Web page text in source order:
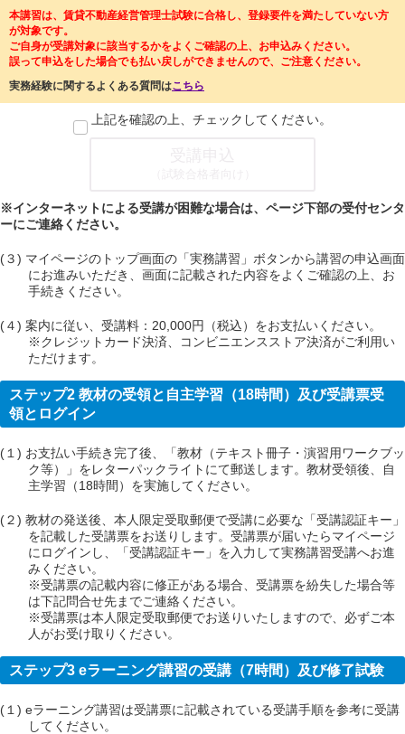
本講習は、賃貸不動産経営管理士試験に合格し、登録要件を満たしていない方
が対象です。
ご自身が受講対象に該当するかをよくご確認の上、お申込みください。
誤って申込をした場合でも払い戻しができませんので、ご注意ください。
実務経験に関するよくある質問はこちら
上記を確認の上、チェックしてください。
※インターネットによる受講が困難な場合は、ページ下部の受付センタ
ーにご連絡ください。
(３) マイページのトップ画面の「実務講習」ボタンから講習の申込画面
にお進みいただき、画面に記載された内容をよくご確認の上、お
手続きください。
(４) 案内に従い、受講料：20,000円（税込）をお支払いください。
※クレジットカード決済、コンビニエンスストア決済がご利用い
ただけます。
ステップ2 教材の受領と自主学習（18時間）及び受講票受
領とログイン
(１) お支払い手続き完了後、「教材（テキスト冊子・演習用ワークブッ
ク等）」をレターパックライトにて郵送します。教材受領後、自
主学習（18時間）を実施してください。
(２) 教材の発送後、本人限定受取郵便で受講に必要な「受講認証キー」
を記載した受講票をお送りします。受講票が届いたらマイページ
にログインし、「受講認証キー」を入力して実務講習受講へお進
みください。
※受講票の記載内容に修正がある場合、受講票を紛失した場合等
は下記問合せ先までご連絡ください。
※受講票は本人限定受取郵便でお送りいたしますので、必ずご本
人がお受け取りください。
ステップ3 eラーニング講習の受講（7時間）及び修了試験
(１) eラーニング講習は受講票に記載されている受講手順を参考に受講
してください。